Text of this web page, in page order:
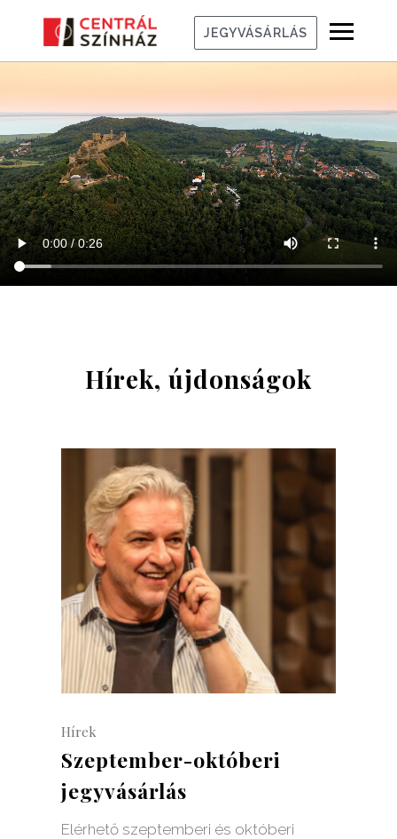
JEGYVÁSÁRLÁS
Hírek, újdonságok
Hírek
Szeptember-októberi
jegyvásárlás
Elérhető szeptemberi és októberi